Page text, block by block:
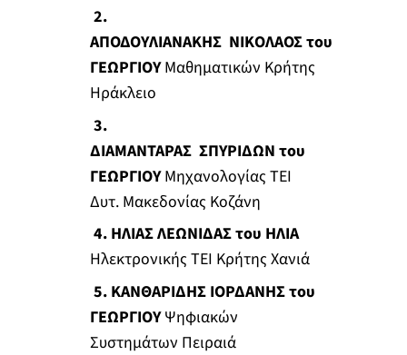
2.
ΑΠΟΔΟΥΛΙΑΝΑΚΗΣ ΝΙΚΟΛΑΟΣ του
ΓΕΩΡΓΙΟΥΜαθηματικών Κρήτης
Ηράκλειο
3.
ΔΙΑΜΑΝΤΑΡΑΣ ΣΠΥΡΙΔΩΝ του
ΓΕΩΡΓΙΟΥΜηχανολογίας ΤΕΙ
Δυτ. Μακεδονίας Κοζάνη
4. ΗΛΙΑΣ ΛΕΩΝΙΔΑΣ του ΗΛΙΑ
Ηλεκτρονικής ΤΕΙ Κρήτης Χανιά
5. ΚΑΝΘΑΡΙΔΗΣ ΙΟΡΔΑΝΗΣ του
ΓΕΩΡΓΙΟΥΨηφιακών
Συστημάτων Πειραιά